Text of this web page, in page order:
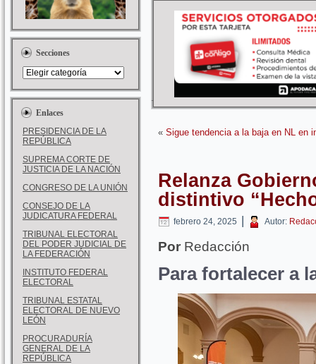
Secciones
Enlaces
PRESIDENCIA DE LA
REPÚBLICA
SUPREMA CORTE DE
JUSTICIA DE LA NACIÓN
CONGRESO DE LA UNIÓN
CONSEJO DE LA
JUDICATURA FEDERAL
TRIBUNAL ELECTORAL
DEL PODER JUDICIAL DE
LA FEDERACIÓN
INSTITUTO FEDERAL
ELECTORAL
TRIBUNAL ESTATAL
ELECTORAL DE NUEVO
LEÓN
PROCURADURÍA
GENERAL DE LA
REPÚBLICA
« Sigue tendencia a la baja en NL en
Relanza
distintivo
febrero 24, 2025 | Autor:
Por Redacción
Para fortalecer a